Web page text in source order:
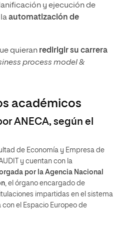
y ejecución de
automatización de
quieran redirigir su carrera
process model &
académicos
ANECA, según el
de Economía y Empresa de
y cuentan con la
por la Agencia Nacional
, el órgano encargado de
impartidas en el sistema
el Espacio Europeo de